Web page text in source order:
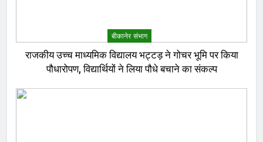
बीकानेर संभाग
राजकीय उच्च माध्यमिक विद्यालय भट्टड़ ने गोचर भूमि पर किया
पौधारोपण, विद्यार्थियों ने लिया पौधे बचाने का संकल्प